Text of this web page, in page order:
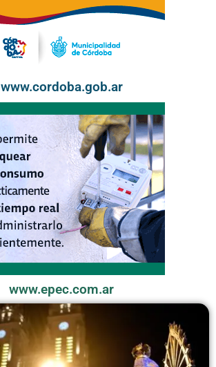
www.cordoba.gob.ar
www.epec.com.ar